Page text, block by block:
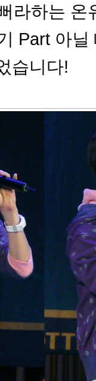
라하는
Part 아
습니다!